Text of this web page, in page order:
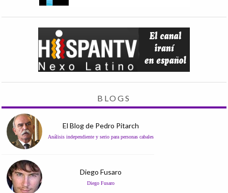
BLOGS
El Blog de Pedro Pitarch
Análisis independiente y serio para personas cabales
Diego Fusaro
Diego Fusaro